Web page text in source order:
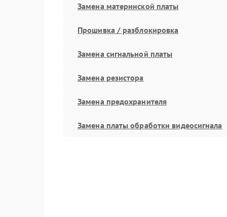
Замена материнской платы
Прошивка / разблокировка
Замена сигнальной платы
Замена резистора
Замена предохранителя
Замена платы обработки видеосигнала